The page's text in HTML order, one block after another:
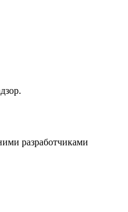
разработчиками